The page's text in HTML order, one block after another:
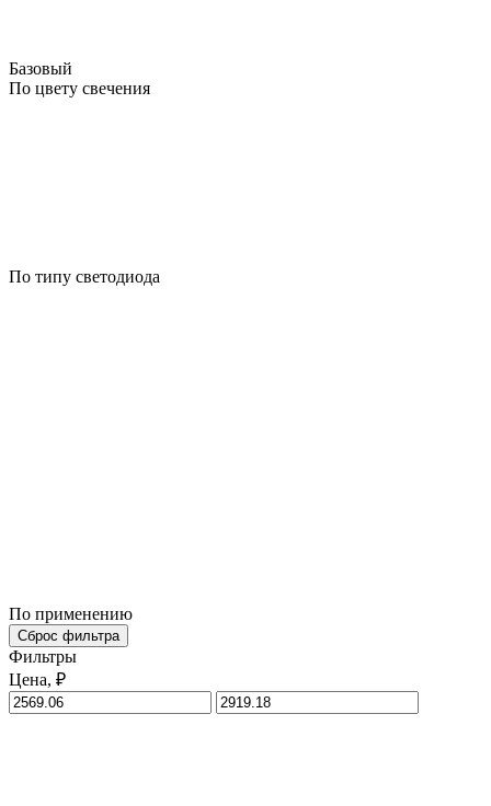
Базовый
По цвету свечения
По типу светодиода
По применению
Сброс фильтра
Фильтры
Цена, ₽